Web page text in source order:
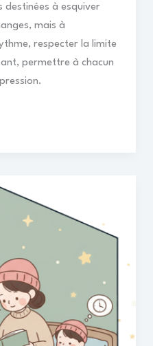
destinées à esquiver
mais à
respecter la limite
permettre à chacun